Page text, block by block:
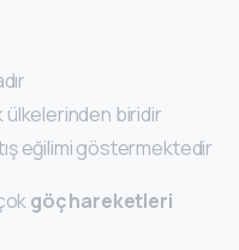
ülkelerinden biridir
eğilimi göstermektedir
göç hareketleri